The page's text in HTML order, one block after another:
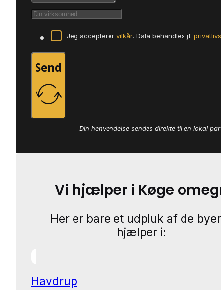
Jeg accepterer vilkår. Data behandles jf.
Send
Din henvendelse sendes direkte til en lokal
Vi hjælper i Køge
Her er bare et udpluk af de
hjælper i:
Havdrup